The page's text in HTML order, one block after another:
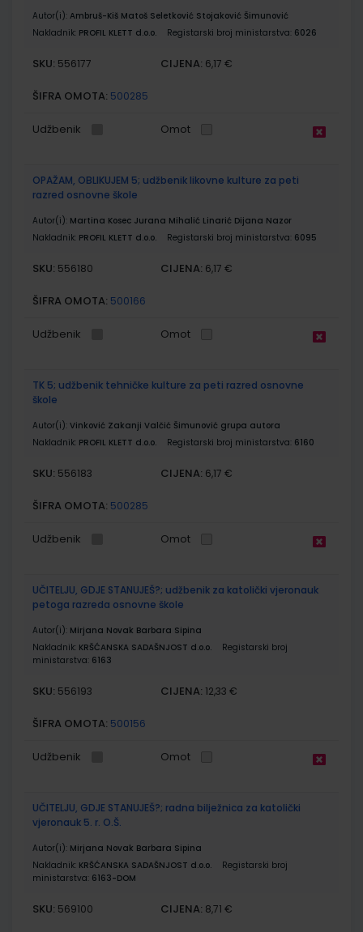
Autor(i): Ambruš-Kiš Matoš Seletković Stojaković Šimunović
Nakladnik: PROFIL KLETT d.o.o. Registarski broj ministarstva: 6026
SKU: 556177 CIJENA: 6,17 €
ŠIFRA OMOTA: 500285
Udžbenik Omot
OPAŽAM, OBLIKUJEM 5; udžbenik likovne kulture za peti
razred osnovne škole
Autor(i): Martina Kosec Jurana Mihalić Linarić Dijana Nazor
Nakladnik: PROFIL KLETT d.o.o. Registarski broj ministarstva: 6095
SKU: 556180 CIJENA: 6,17 €
ŠIFRA OMOTA: 500166
Udžbenik Omot
TK 5; udžbenik tehničke kulture za peti razred osnovne
škole
Autor(i): Vinković Zakanji Valčić Šimunović grupa autora
Nakladnik: PROFIL KLETT d.o.o. Registarski broj ministarstva: 6160
SKU: 556183 CIJENA: 6,17 €
ŠIFRA OMOTA: 500285
Udžbenik Omot
UČITELJU, GDJE STANUJEŠ?; udžbenik za katolički vjeronauk
petoga razreda osnovne škole
Autor(i): Mirjana Novak Barbara Sipina
Nakladnik: KRŠĆANSKA SADAŠNJOST d.o.o.
Registarski broj
ministarstva: 6163
SKU: 556193 CIJENA: 12,33 €
ŠIFRA OMOTA: 500156
Udžbenik Omot
UČITELJU, GDJE STANUJEŠ?; radna bilježnica za katolički
vjeronauk 5. r. O.Š.
Autor(i): Mirjana Novak Barbara Sipina
Nakladnik: KRŠĆANSKA SADAŠNJOST d.o.o.
Registarski broj
ministarstva: 6163-DOM
SKU: 569100 CIJENA: 8,71 €